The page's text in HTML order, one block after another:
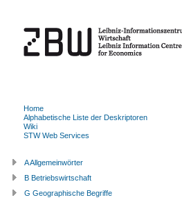
Home
Alphabetische Liste der Deskriptoren
Wiki
STW Web Services
A Allgemeinwörter
B Betriebswirtschaft
G Geographische Begriffe